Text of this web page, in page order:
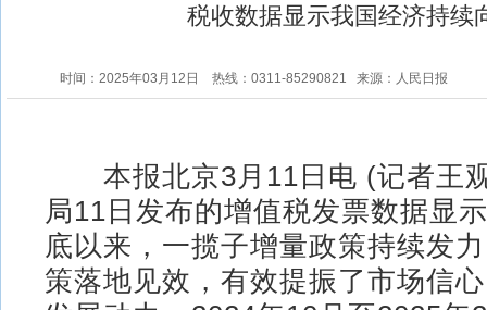
税收数据显示我国经济持续
时间：2025年03月12日 热线：0311-85290821 来源：人民日报
本报北京3月11日电 (记者王
局11日发布的增值税发票数据显
底以来，一揽子增量政策持续发
策落地见效，有效提振了市场信